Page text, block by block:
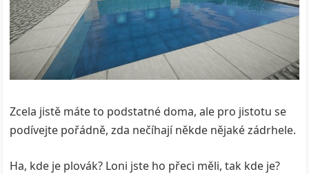
Zcela jistě máte to podstatné doma, ale pro jistotu se
podívejte pořádně, zda nečíhají někde nějaké zádrhele.
Ha, kde je plovák? Loni jste ho přeci měli, tak kde je?